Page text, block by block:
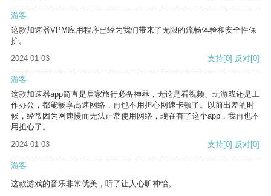
游客
这款加速器VPM应用程序已经为我们带来了无限的流畅体验和安全性保
护。
2024-01-03
支持[0] 反对[0]
游客
这款加速器app简直是居家旅行必备神器，无论是看视频、玩游戏还是工
作办公，都能畅享高速网络，再也不用担心网速卡顿了。以前出差的时
候，经常因为网速慢而无法正常使用网络，现在有了这个app，我再也不
用担心了。
2024-01-03
支持[0] 反对[0]
游客
这款游戏的音乐非常优美，听了让人心旷神怡。